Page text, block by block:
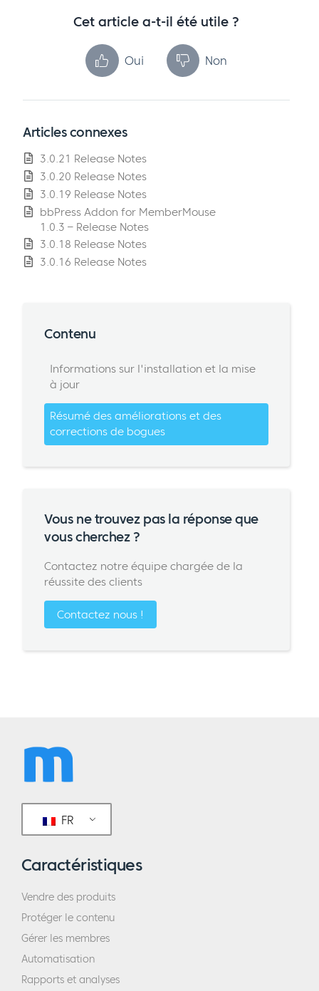
Cet article a-t-il été utile ?
Oui Non
Articles connexes
3.0.21 Release Notes
3.0.20 Release Notes
3.0.19 Release Notes
bbPress Addon for MemberMouse
1.0.3 – Release Notes
3.0.18 Release Notes
3.0.16 Release Notes
Contenu
Informations sur l'installation et la mise
à jour
Résumé des améliorations et des
corrections de bogues
Vous ne trouvez pas la réponse que
vous cherchez ?
Contactez notre équipe chargée de la
réussite des clients
Contactez nous !
FR
Caractéristiques
Vendre des produits
Protéger le contenu
Gérer les membres
Automatisation
Rapports et analyses